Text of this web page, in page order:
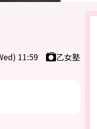
11:59 乙女塾